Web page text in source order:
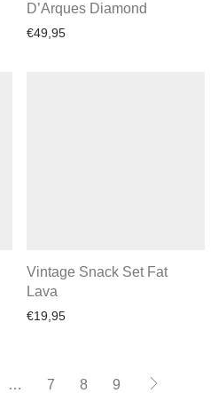
D’Arques Diamond
€49,95
Vintage Snack Set Fat
Lava
€19,95
… 7 8 9